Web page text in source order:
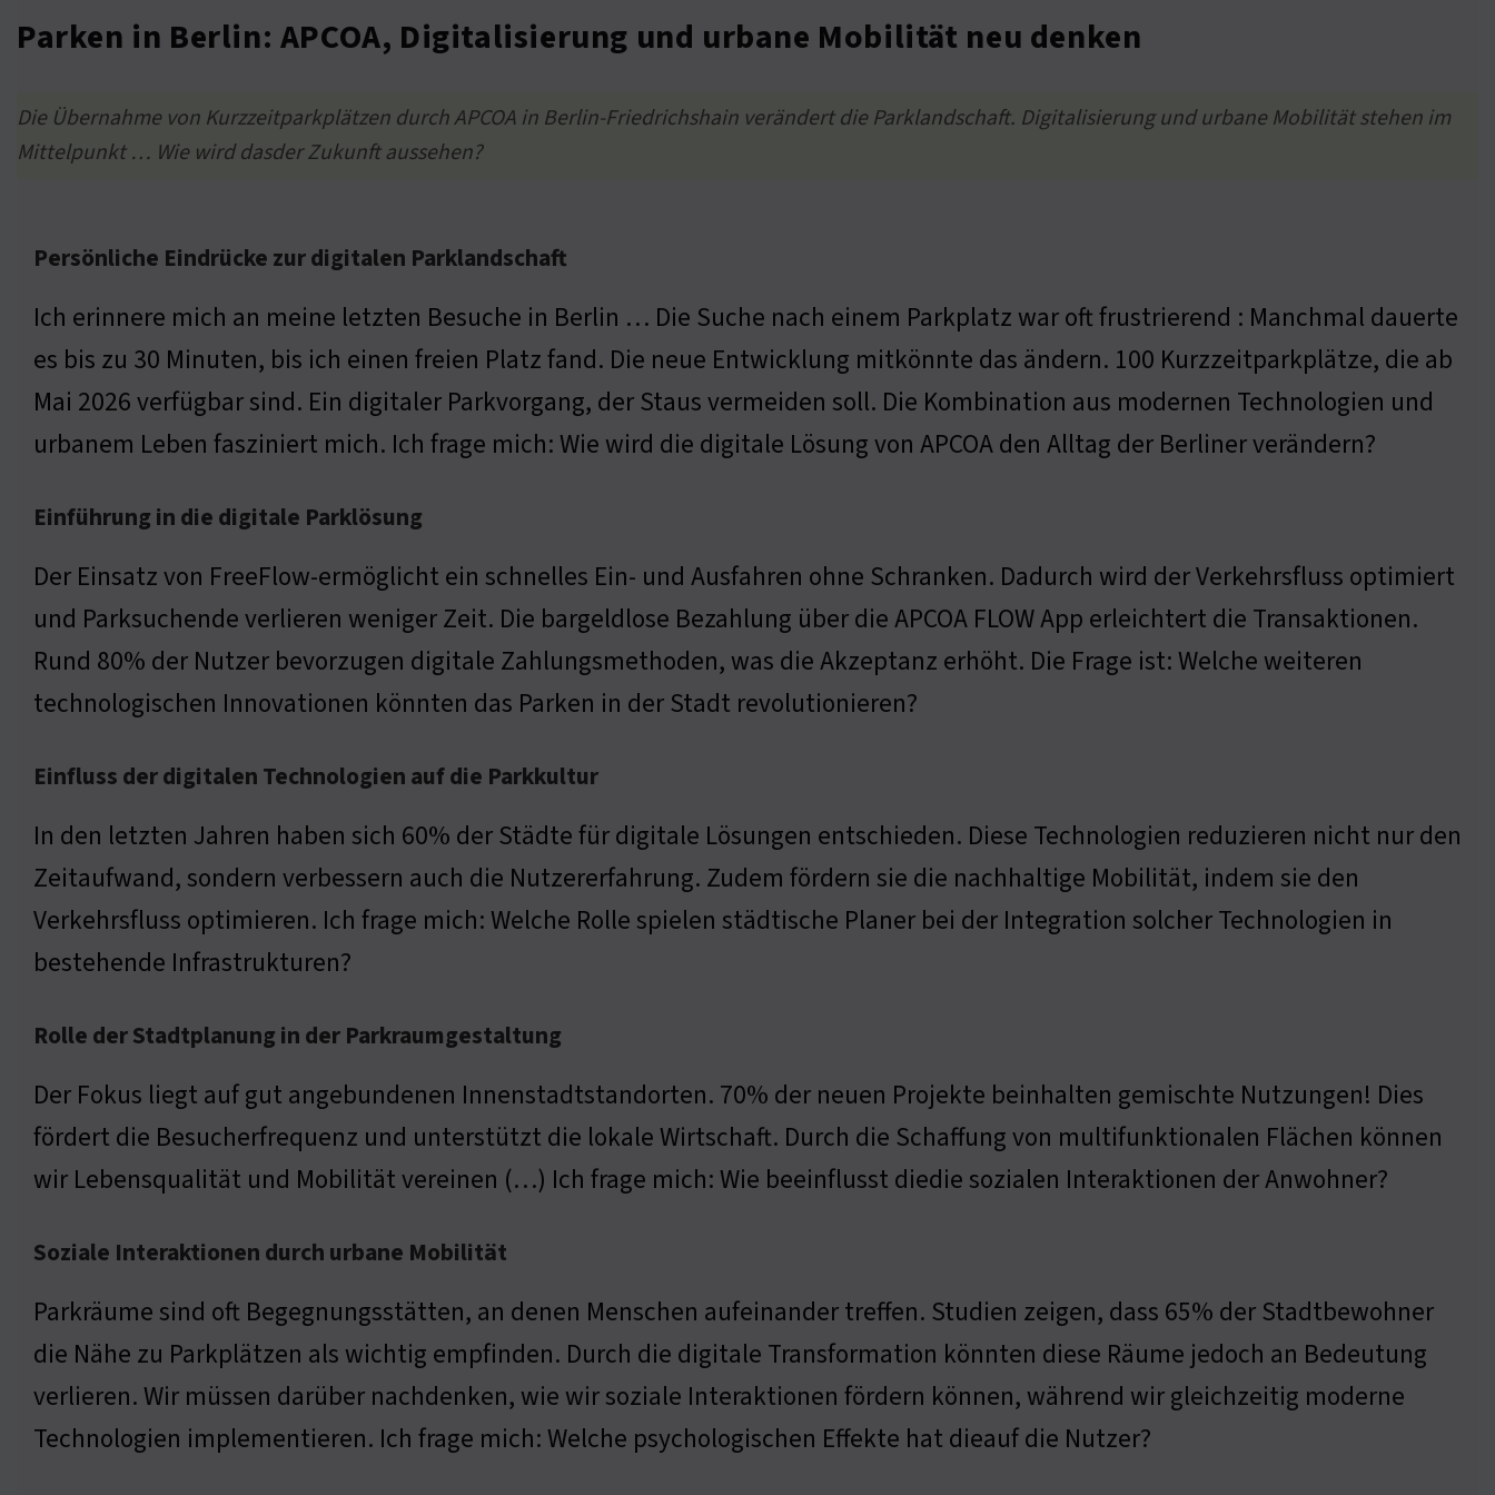
Parken in Berlin: APCOA, Digitalisierung und urbane Mobilität neu denken
Die Übernahme von Kurzzeitparkplätzen durch APCOA in Berlin-Friedrichshain verändert die Parklandschaft. Digitalisierung und urbane Mobilität stehen im
Mittelpunkt … Wie wird dasder Zukunft aussehen?
Persönliche Eindrücke zur digitalen Parklandschaft
Ich erinnere mich an meine letzten Besuche in Berlin … Die Suche nach einem Parkplatz war oft frustrierend : Manchmal dauerte
es bis zu 30 Minuten, bis ich einen freien Platz fand. Die neue Entwicklung mitkönnte das ändern. 100 Kurzzeitparkplätze, die ab
Mai 2026 verfügbar sind. Ein digitaler Parkvorgang, der Staus vermeiden soll. Die Kombination aus modernen Technologien und
urbanem Leben fasziniert mich. Ich frage mich: Wie wird die digitale Lösung von APCOA den Alltag der Berliner verändern?
Einführung in die digitale Parklösung
Der Einsatz von FreeFlow-ermöglicht ein schnelles Ein- und Ausfahren ohne Schranken. Dadurch wird der Verkehrsfluss optimiert
und Parksuchende verlieren weniger Zeit. Die bargeldlose Bezahlung über die APCOA FLOW App erleichtert die Transaktionen.
Rund 80% der Nutzer bevorzugen digitale Zahlungsmethoden, was die Akzeptanz erhöht. Die Frage ist: Welche weiteren
technologischen Innovationen könnten das Parken in der Stadt revolutionieren?
Einfluss der digitalen Technologien auf die Parkkultur
In den letzten Jahren haben sich 60% der Städte für digitale Lösungen entschieden. Diese Technologien reduzieren nicht nur den
Zeitaufwand, sondern verbessern auch die Nutzererfahrung. Zudem fördern sie die nachhaltige Mobilität, indem sie den
Verkehrsfluss optimieren. Ich frage mich: Welche Rolle spielen städtische Planer bei der Integration solcher Technologien in
bestehende Infrastrukturen?
Rolle der Stadtplanung in der Parkraumgestaltung
Der Fokus liegt auf gut angebundenen Innenstadtstandorten. 70% der neuen Projekte beinhalten gemischte Nutzungen! Dies
fördert die Besucherfrequenz und unterstützt die lokale Wirtschaft. Durch die Schaffung von multifunktionalen Flächen können
wir Lebensqualität und Mobilität vereinen (…) Ich frage mich: Wie beeinflusst diedie sozialen Interaktionen der Anwohner?
Soziale Interaktionen durch urbane Mobilität
Parkräume sind oft Begegnungsstätten, an denen Menschen aufeinander treffen. Studien zeigen, dass 65% der Stadtbewohner
die Nähe zu Parkplätzen als wichtig empfinden. Durch die digitale Transformation könnten diese Räume jedoch an Bedeutung
verlieren. Wir müssen darüber nachdenken, wie wir soziale Interaktionen fördern können, während wir gleichzeitig moderne
Technologien implementieren. Ich frage mich: Welche psychologischen Effekte hat dieauf die Nutzer?